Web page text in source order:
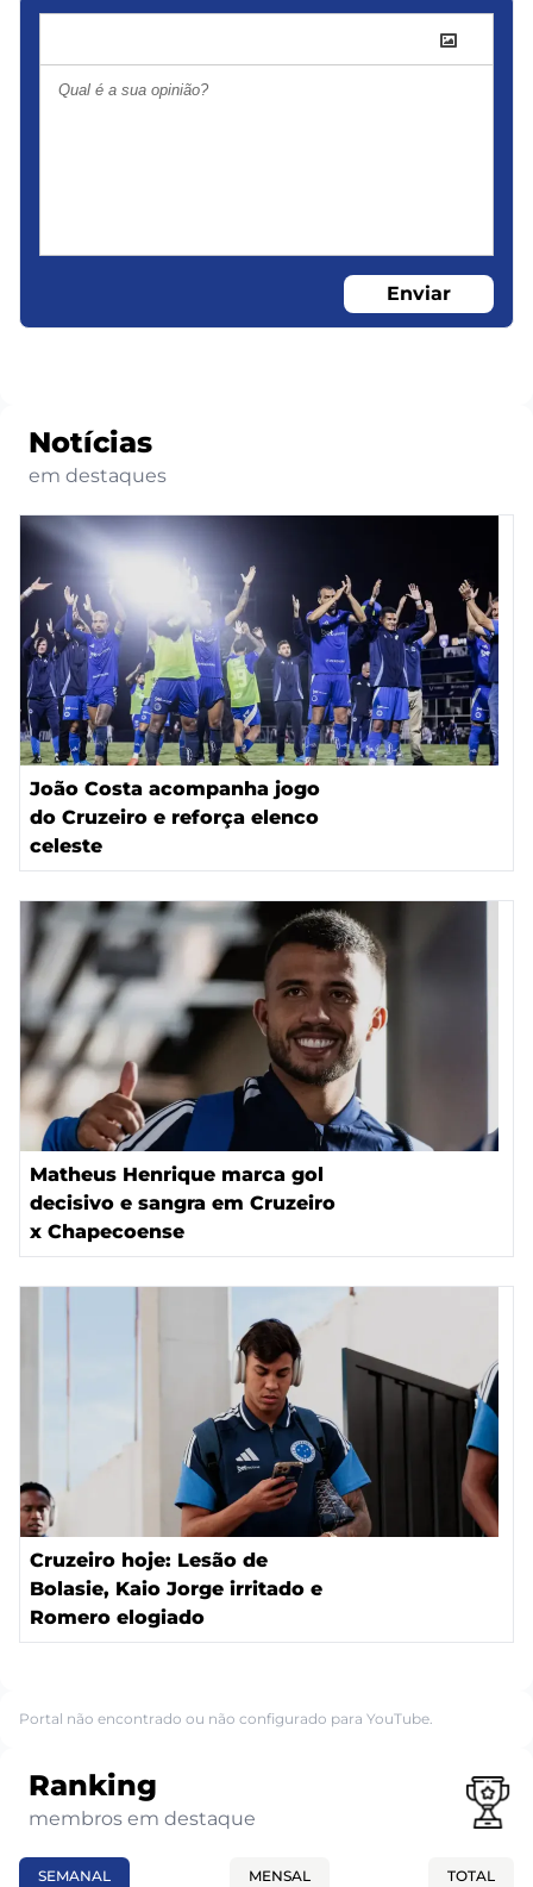
Enviar
Notícias
em destaques
João Costa acompanha jogo
do Cruzeiro e reforça elenco
celeste
Matheus Henrique marca gol
decisivo e sangra em Cruzeiro
x Chapecoense
Cruzeiro hoje: Lesão de
Bolasie, Kaio Jorge irritado e
Romero elogiado
Portal não encontrado ou não configurado para YouTube.
Ranking
membros em destaque
SEMANAL MENSAL TOTAL